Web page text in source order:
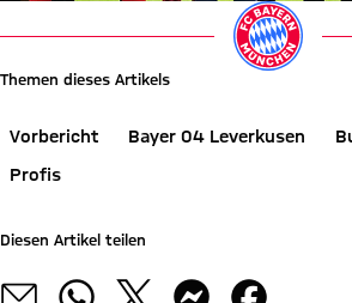
Themen dieses Artikels
Vorbericht Bayer 04 Leverkusen
Profis
Diesen Artikel teilen